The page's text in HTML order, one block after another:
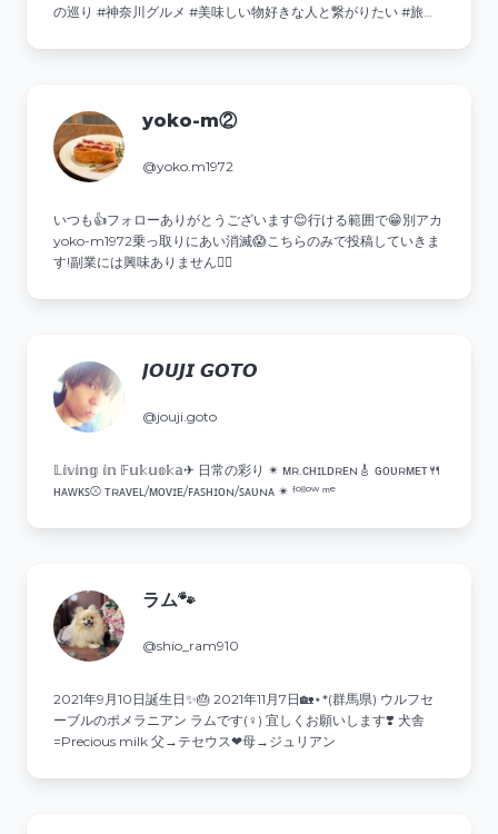
の巡り #神奈川グルメ #美味しい物好きな人と繋がりたい #旅行
yoko-m②
@yoko.m1972
いつも👍️フォローありがとうございます😊行ける範囲で😁別アカ
yoko-m1972乗っ取りにあい消滅😱こちらのみで投稿していきま
す!副業には興味ありません🙅‍♀️
𝙅𝙊𝙐𝙅𝙄 𝙂𝙊𝙏𝙊
@jouji.goto
𝕃𝕚𝕧𝕚𝕟𝕘 𝕚𝕟 𝔽𝕦𝕜𝕦𝕠𝕜𝕒✈︎ 日常の彩り ✴︎ ᴍʀ.ᴄʜɪʟᴅʀᴇɴ🎸 ɢᴏᴜʀᴍᴇᴛ🍴
ʜᴀᴡᴋꜱ⚾️ ᴛʀᴀᴠᴇʟ/ᴍᴏᴠɪᴇ/ꜰᴀꜱʜɪᴏɴ/ꜱᴀᴜɴᴀ ✴︎ ᶠᵒˡˡᵒʷ ᵐᵉ
ラム🐾
@shio_ram910
2021年9月10日誕生日✨️🎂 2021年11月7日🏡⋆*(群馬県) ウルフセ
ーブルのポメラニアン ラムです(♀) 宜しくお願いします❣️ 犬舎
=Precious milk 父→テセウス❤︎母→ジュリアン